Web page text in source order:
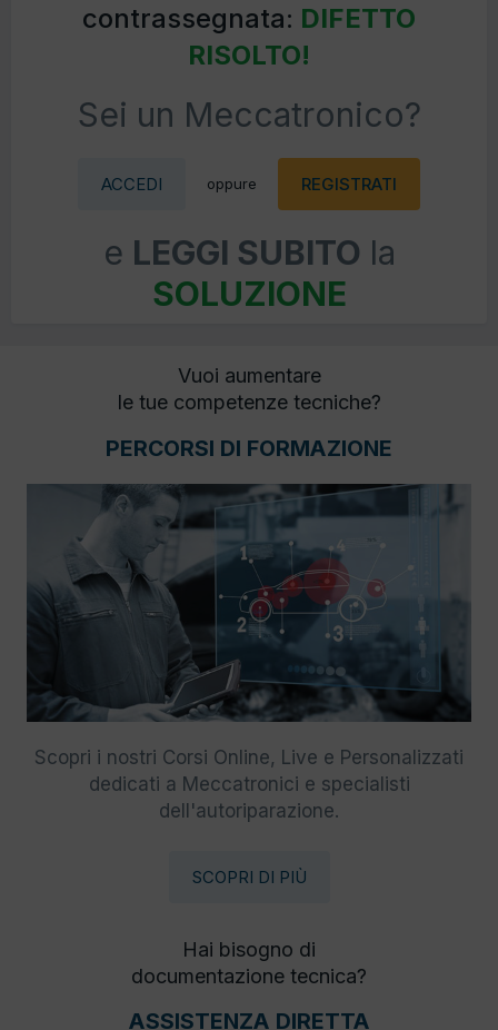
contrassegnata: DIFETTO
RISOLTO!
Sei un Meccatronico?
ACCEDI oppure REGISTRATI
e LEGGI SUBITO la
SOLUZIONE
Vuoi aumentare
le tue competenze tecniche?
PERCORSI DI FORMAZIONE
Scopri i nostri Corsi Online, Live e Personalizzati
dedicati a Meccatronici e specialisti
dell'autoriparazione.
SCOPRI DI PIÙ
Hai bisogno di
documentazione tecnica?
ASSISTENZA DIRETTA